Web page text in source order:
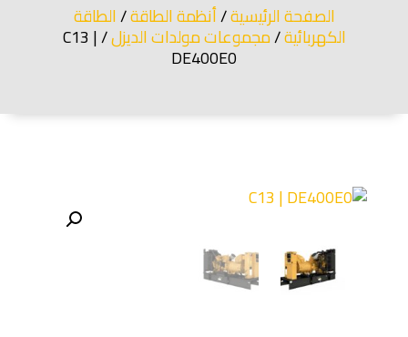
الصفحة الرئيسية/أنظمة الطاقة/الطاقة
الكهربائية/مجموعات مولدات الديزل / C13 |
DE400E0